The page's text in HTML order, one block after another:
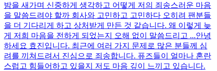
밤을 새가며 신중하게 생각하고 어떻게 저의 죄송스러운 마음
을 말씀드려야 할까 회사와 고민하고 고민하다 오히려 팬분들
을 더 기다리게 하고 상처받게 만든 것 같습니다. 왜 이렇게 늦
게 저희 마음을 전하게 되었는지 오해 없이 말씀드리고 ...안녕
하세요 효진입니다. 최근에 여러 가지 문제로 많은 분들께 심
려를 끼쳐드려서 진심으로 죄송합니다. 퓨즈들이 얼마나 혼란
스럽고 힘들어하고 있을지 저도 마음 깊이 느끼고 있습니다.